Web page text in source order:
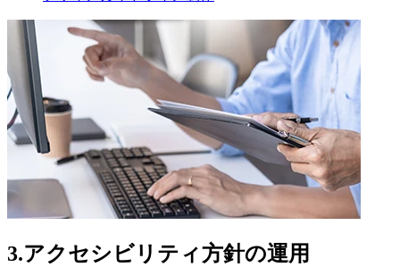
3.アクセシビリティ方針の運用